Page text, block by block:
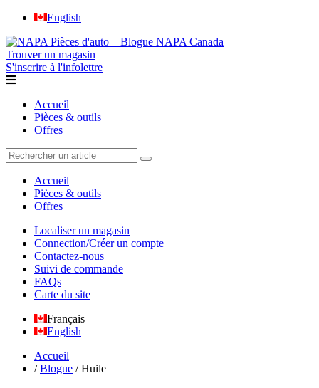
English
Trouver un magasin
S'inscrire à l'infolettre
Accueil
Pièces & outils
Offres
Accueil
Pièces & outils
Offres
Localiser un magasin
Connection/Créer un compte
Contactez-nous
Suivi de commande
FAQs
Carte du site
Français
English
Accueil
/ Blogue /Huile